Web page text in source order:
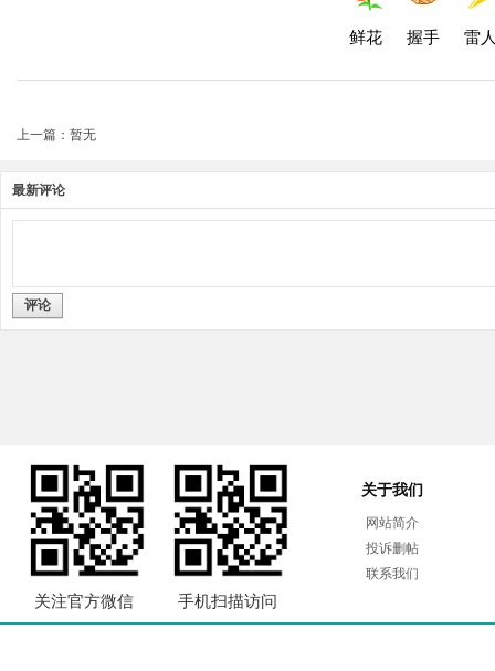
鲜花 握手 雷
上一篇：暂无
最新评论
评论
关注官方微信 手机扫描访问
关于我们
网站简介
投诉删帖
联系我们